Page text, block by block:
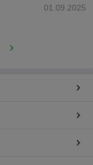
01.09.2025